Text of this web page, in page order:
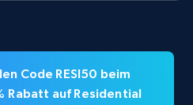
Code RESI50 beim
Rabatt auf Residential